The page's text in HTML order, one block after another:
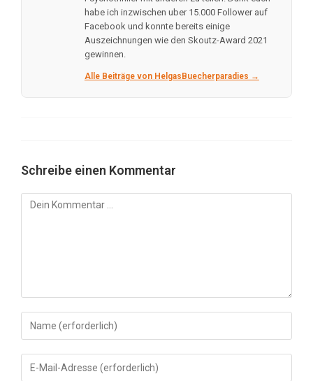
habe ich inzwischen uber 15.000 Follower auf
Facebook und konnte bereits einige
Auszeichnungen wie den Skoutz-Award 2021
gewinnen.
Alle Beiträge von HelgasBuecherparadies →
Schreibe einen Kommentar
Kommentar
Gib
deinen
Namen
oder
Gib